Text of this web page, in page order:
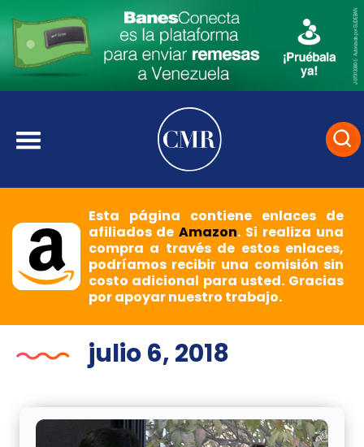
Esta página contiene enlaces de
afiliados deAmazon. Si realiza una
compra a través de estos enlaces,
podríamos recibir una comisión sin
costo adicional para usted. Gracias
por apoyar nuestro trabajo.
julio 6, 2018